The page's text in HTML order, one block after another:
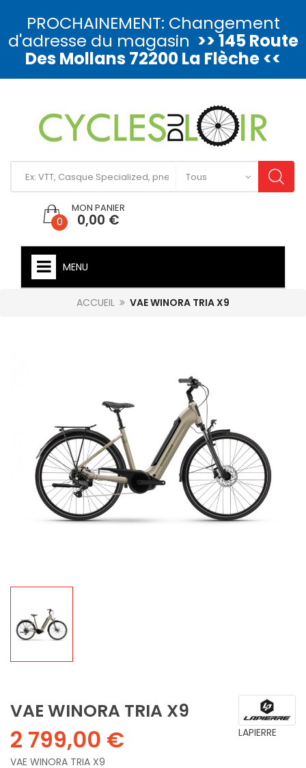
PROCHAINEMENT: Changement
d'adresse du magasin >> 145 Route
Des Mollans 72200 La Flèche <<
0
MON PANIER
0,00 €
MENU
ACCUEIL VAE WINORA TRIA X9
LAPIERRE
VAE WINORA TRIA X9
2 799,00 €
VAE WINORA TRIA X9